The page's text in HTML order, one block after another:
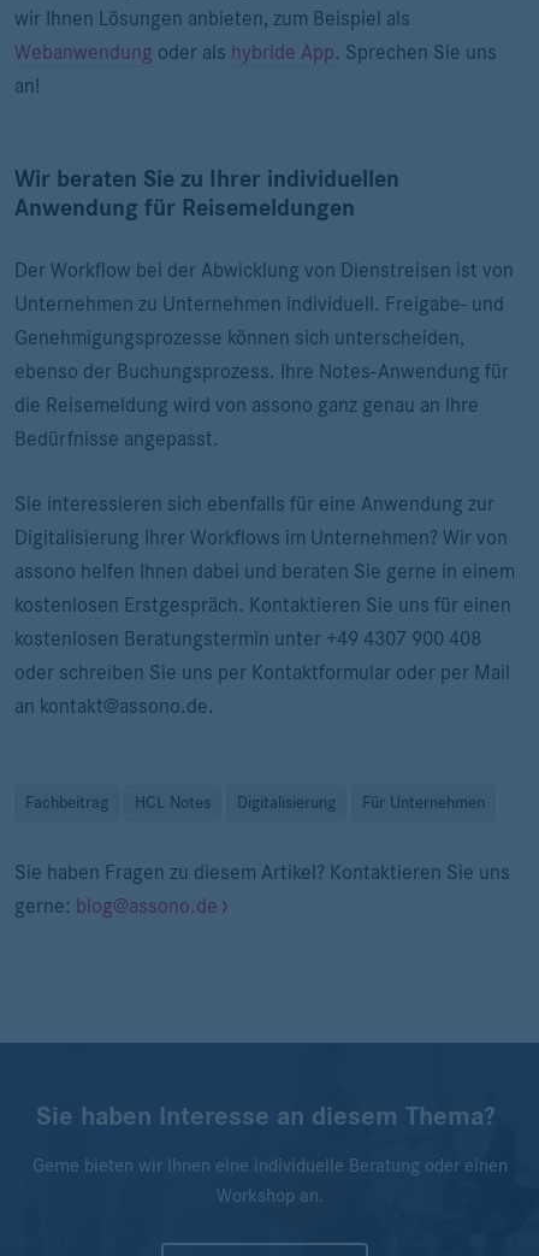
wir Ihnen Lösungen anbieten, zum Beispiel als
Webanwendung oder als hybride App. Sprechen Sie uns
an!
Wir beraten Sie zu Ihrer individuellen
Anwendung für Reisemeldungen
Der Workflow bei der Abwicklung von Dienstreisen ist von
Unternehmen zu Unternehmen individuell. Freigabe- und
Genehmigungsprozesse können sich unterscheiden,
ebenso der Buchungsprozess. Ihre Notes-Anwendung für
die Reisemeldung wird von assono ganz genau an Ihre
Bedürfnisse angepasst.
Sie interessieren sich ebenfalls für eine Anwendung zur
Digitalisierung Ihrer Workflows im Unternehmen? Wir von
assono helfen Ihnen dabei und beraten Sie gerne in einem
kostenlosen Erstgespräch. Kontaktieren Sie uns für einen
kostenlosen Beratungstermin unter +49 4307 900 408
oder schreiben Sie uns per Kontaktformular oder per Mail
an kontakt@assono.de.
Fachbeitrag HCL Notes Digitalisierung Für Unternehmen
Sie haben Fragen zu diesem Artikel? Kontaktieren Sie uns
gerne: blog@assono.de
Sie haben Interesse an diesem Thema?
Gerne bieten wir Ihnen eine individuelle Beratung oder einen
Workshop an.